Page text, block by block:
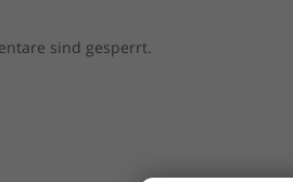
sind gesperrt.